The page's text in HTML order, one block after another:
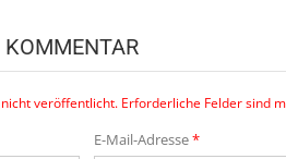
KOMMENTAR
veröffentlicht. Erforderliche Felder sind
E-Mail-Adresse*